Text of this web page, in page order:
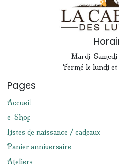
Mardi-Samedi
Fermé le lundi et
Pages
Accueil
e-Shop
Listes de naissance / cadeaux
Panier anniversaire
Ateliers